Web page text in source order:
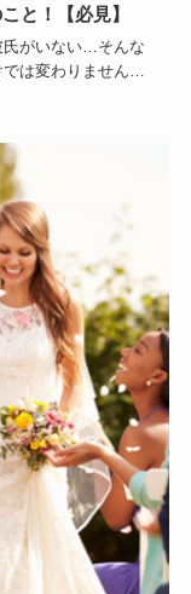
と！【必見】
がいない…そんな
は変わりません。